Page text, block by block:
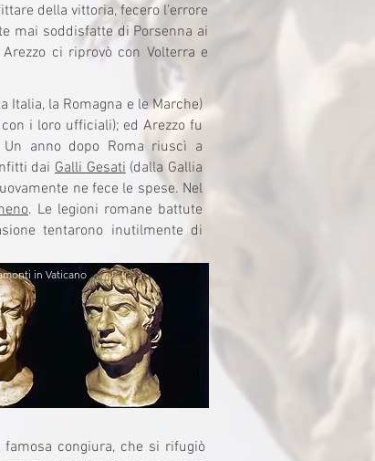
della vittoria, fecero l’errore
mai soddisfatte di Porsenna ai
ci riprovò con Volterra e
Italia, la Romagna e le Marche)
i loro ufficiali); ed Arezzo fu
anno dopo Roma riuscì a
daiGalli Gesati(dalla Gallia
ne fece le spese. Nel
. Le legioni romane battute
tentarono inutilmente di
in Vaticano
famosa congiura, che si rifugiò